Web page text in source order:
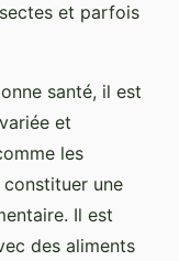
et parfois
santé, il est
et
les
une
Il est
des aliments